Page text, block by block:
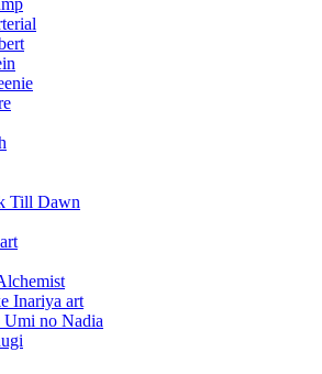
Till Dawn
Inariya art
Umi no Nadia